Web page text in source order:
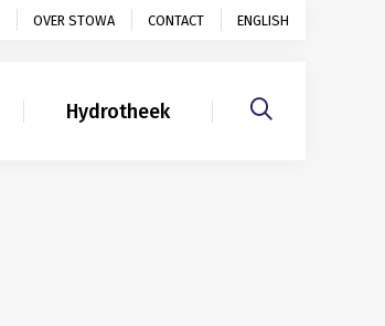
OVER STOWA CONTACT ENGLISH
Hydrotheek